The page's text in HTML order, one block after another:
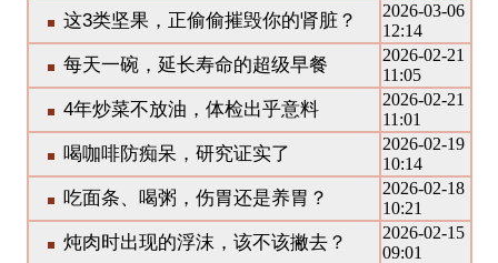
这3类坚果，正偷偷摧毁你的肾脏？
2026-03-06
12:14
每天一碗，延长寿命的超级早餐
2026-02-21
11:05
4年炒菜不放油，体检出乎意料
2026-02-21
11:01
喝咖啡防痴呆，研究证实了
2026-02-19
10:14
吃面条、喝粥，伤胃还是养胃？
2026-02-18
10:21
炖肉时出现的浮沫，该不该撇去？
2026-02-15
09:01